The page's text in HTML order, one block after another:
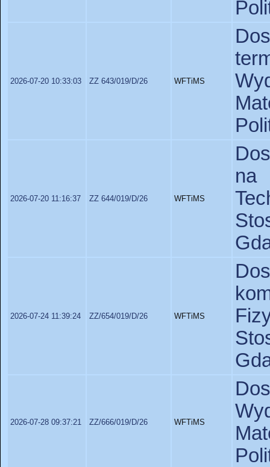
2026-07-20 10:33:03 ZZ 643/019/D/26 WFTiMS
2026-07-20 11:16:37 ZZ 644/019/D/26 WFTiMS
na
2026-07-24 11:39:24 ZZ/654/019/D/26 WFTiMS
2026-07-28 09:37:21 ZZ/666/019/D/26 WFTiMS